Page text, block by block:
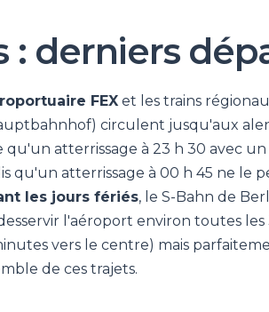
: derniers
FEX et les trains
circulent jusqu'aux
qu'un atterrissage à 23 h 30 avec
qu'un atterrissage à 00 h 45 ne le
les jours fériés, le S-Bahn de
l'aéroport environ toutes
vers le centre) mais
de ces trajets.